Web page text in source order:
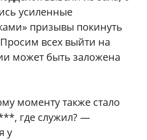
усиленные
призывы покинуть
всех выйти на
может быть заложена
моменту также стало
где служил? —
у